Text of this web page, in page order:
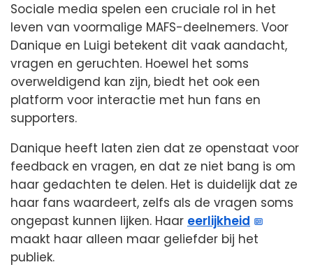
Sociale media spelen een cruciale rol in het
leven van voormalige MAFS-deelnemers. Voor
Danique en Luigi betekent dit vaak aandacht,
vragen en geruchten. Hoewel het soms
overweldigend kan zijn, biedt het ook een
platform voor interactie met hun fans en
supporters.
Danique heeft laten zien dat ze openstaat voor
feedback en vragen, en dat ze niet bang is om
haar gedachten te delen. Het is duidelijk dat ze
haar fans waardeert, zelfs als de vragen soms
ongepast kunnen lijken. Haar eerlijkheid
maakt haar alleen maar geliefder bij het
publiek.